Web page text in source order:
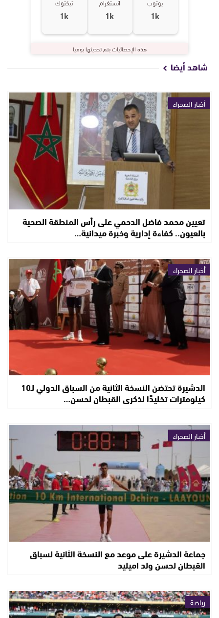
يوتوب
1k
انستغرام
1k
تيكتوك
1k
هذه الإحصائيات يتم تحديثها يوميا
شاهد أيضا
أخبار الصحراء
تعيين محمد فاضل الدحمي على رأس المنطقة الصحية
بالعيون.. كفاءة إدارية وخبرة ميدانية…
أخبار الصحراء
الدشيرة تحتضن النسخة الثانية من السباق الدولي لـ10
كيلومترات تخليدًا لذكرى القبطان لحسن…
أخبار الصحراء
جماعة الدشيرة على موعد مع النسخة الثانية لسباق
القبطان لحسن ولد اميليد
رياضة